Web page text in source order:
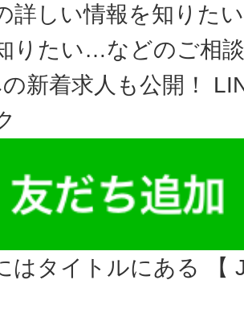
詳しい情報を知りた
りたい…などのご相
新着求人も公開！
はタイトルにある 【